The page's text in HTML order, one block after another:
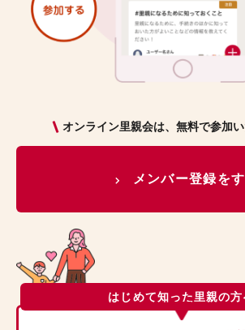
オンライン里親会は、無料で参加
メンバー登録を
はじめて知った里親の